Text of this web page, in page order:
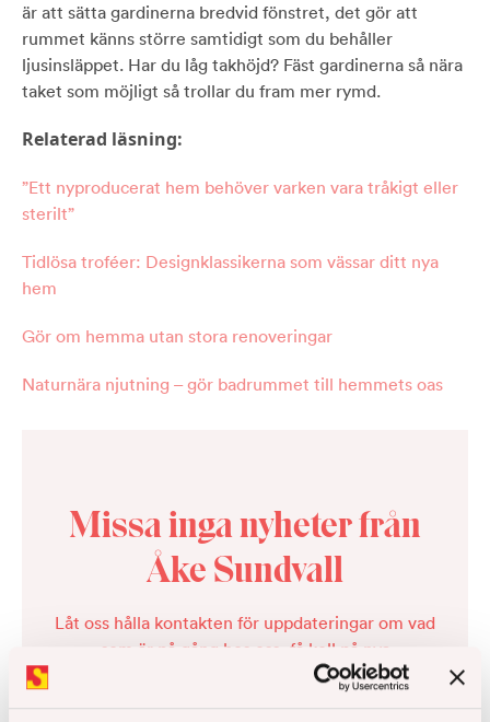
är att sätta gardinerna bredvid fönstret, det gör att
rummet känns större samtidigt som du behåller
ljusinsläppet. Har du låg takhöjd? Fäst gardinerna så nära
taket som möjligt så trollar du fram mer rymd.
Relaterad läsning:
”Ett nyproducerat hem behöver varken vara tråkigt eller
sterilt”
Tidlösa troféer: Designklassikerna som vässar ditt nya
hem
Gör om hemma utan stora renoveringar
Naturnära njutning – gör badrummet till hemmets oas
Missa inga nyheter från
Åke Sundvall
Låt oss hålla kontakten för uppdateringar om vad
som är på gång hos oss, få koll på nya
bostadsprojekt och inspiration inför bostadsköp.